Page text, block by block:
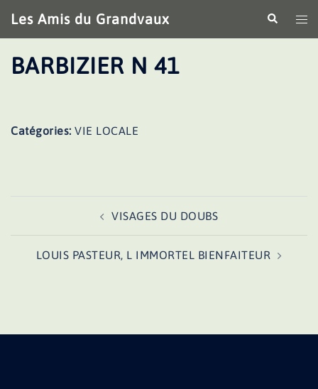
au
contenu
Les Amis du Grandvaux
le
BARBIZIER N 41
Catégories: VIE LOCALE
VISAGES DU DOUBS
LOUIS PASTEUR, L IMMORTEL BIENFAITEUR